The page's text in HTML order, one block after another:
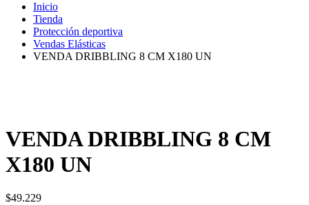
Inicio
Tienda
Protección deportiva
Vendas Elásticas
VENDA DRIBBLING 8 CM X180 UN
VENDA DRIBBLING 8 CM
X180 UN
$49.229